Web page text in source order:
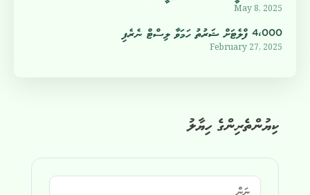
ކިޔުންތެރިންގެ ހިޔާލު
May 8, 2025
4،000 ފްލެޓަށް ޝަރުތު ހަމަވާ ލިސްޓް ނެރެފި
February 27, 2025